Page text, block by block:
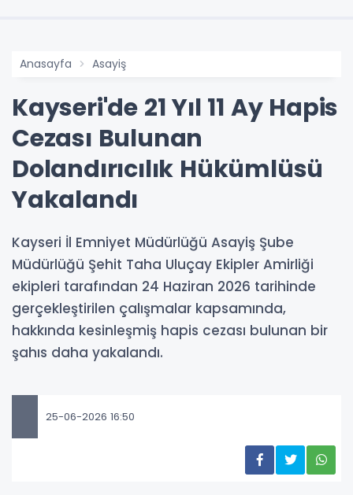
Anasayfa Asayiş
Kayseri'de 21 Yıl 11 Ay Hapis
Cezası Bulunan
Dolandırıcılık Hükümlüsü
Yakalandı
Kayseri İl Emniyet Müdürlüğü Asayiş Şube
Müdürlüğü Şehit Taha Uluçay Ekipler Amirliği
ekipleri tarafından 24 Haziran 2026 tarihinde
gerçekleştirilen çalışmalar kapsamında,
hakkında kesinleşmiş hapis cezası bulunan bir
şahıs daha yakalandı.
25-06-2026 16:50